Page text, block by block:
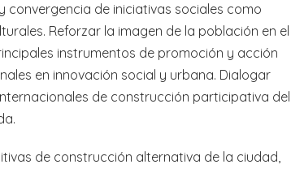
de iniciativas sociales como
Reforzar la imagen de la población en el
instrumentos de promoción y acción
en innovación social y urbana. Dialogar
de construcción participativa del
de construcción alternativa de la ciudad,